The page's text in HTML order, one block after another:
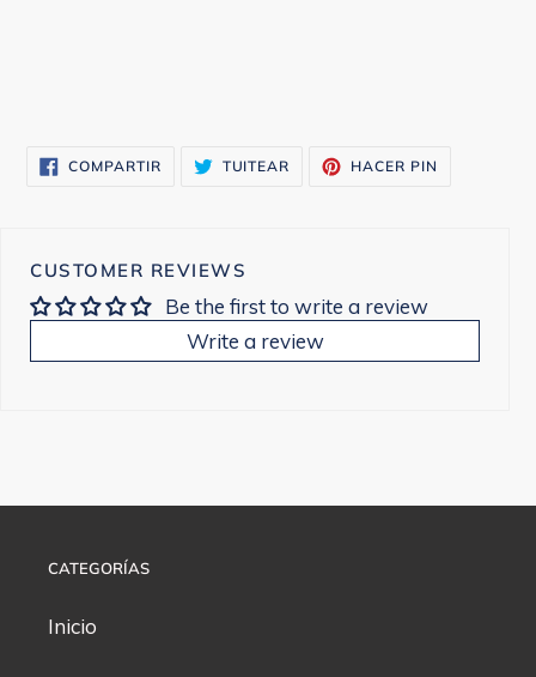
COMPARTIRCOMPARTIR
EN
TUITEAR TUITEARHACER PIN
CUSTOMER REVIEWS
Be the first to write a review
Write a review
CATEGORÍAS
Inicio